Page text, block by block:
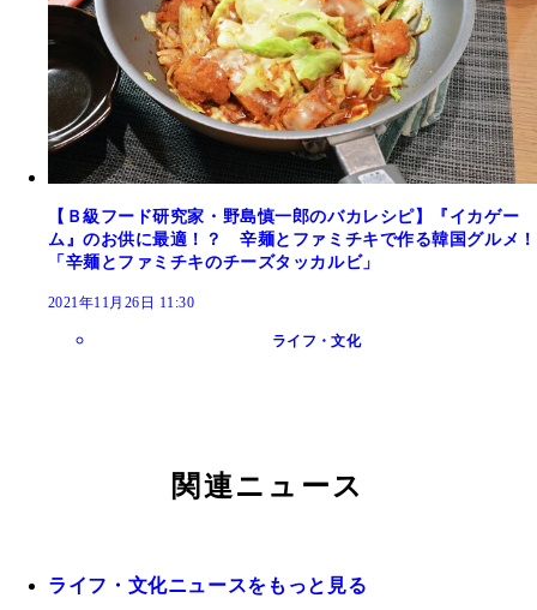
【Ｂ級フード研究家・野島慎一郎のバカレシピ】『イカゲー
ム』のお供に最適！？ 辛麺とファミチキで作る韓国グルメ！
「辛麺とファミチキのチーズタッカルビ」
2021年11月26日 11:30
ライフ・文化
関連ニュース
ライフ・文化ニュースをもっと見る